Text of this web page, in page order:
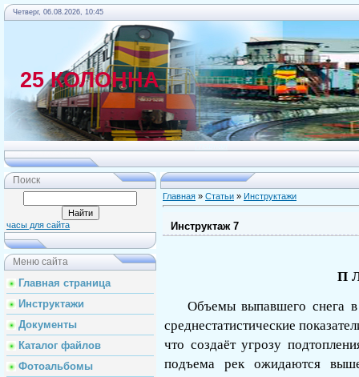
Четверг, 06.08.2026, 10:45
25 КОЛОННА
Поиск
часы для сайта
Меню сайта
Главная страница
Инструктажи
Документы
Каталог файлов
Фотоальбомы
Главная » Статьи » Инструктажи
Инструктаж 7
Объемы выпавшего снега
сред­нестатистические
что создаёт угрозу
подъема рек ожидаются